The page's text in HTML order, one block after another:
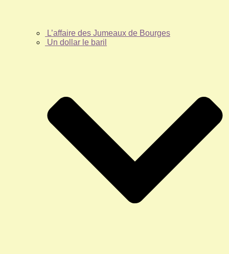
L’affaire des Jumeaux de Bourges
Un dollar le baril